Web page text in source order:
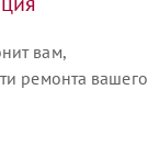
вам,
ремонта вашего
ваши вопросы.